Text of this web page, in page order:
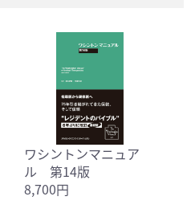
ワシントンマニュア
ル 第14版
8,700円